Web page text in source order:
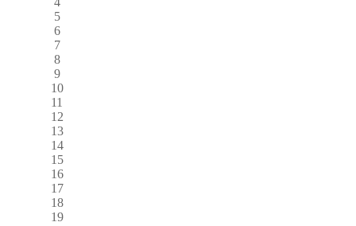
5
6
7
8
9
10
11
12
13
14
15
16
17
18
19